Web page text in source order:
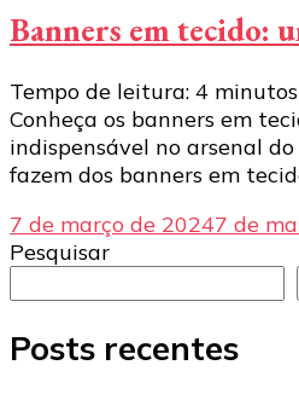
Banners em tecido:
Tempo de leitura: 4 minutos
Conheça os banners em
indispensável no arsenal
fazem dos banners em
7 de março de 20247 de
Pesquisar
Posts recentes